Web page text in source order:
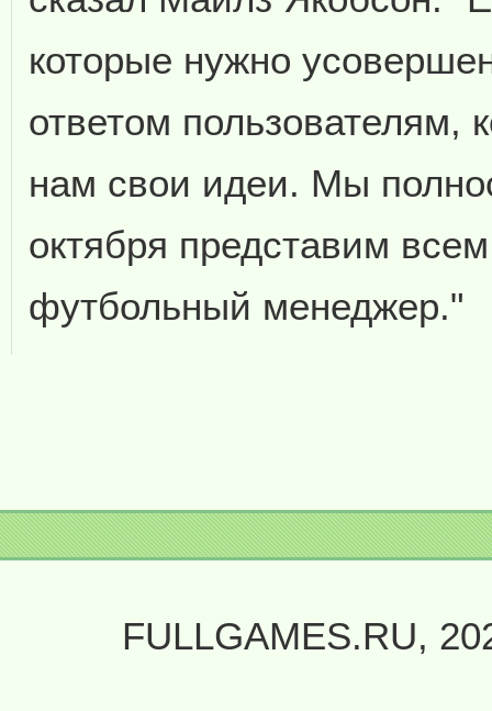
которые нужно
ответом пользователям,
нам свои идеи. Мы
октября представим
футбольный менеджер."
FULLGAMES.RU,